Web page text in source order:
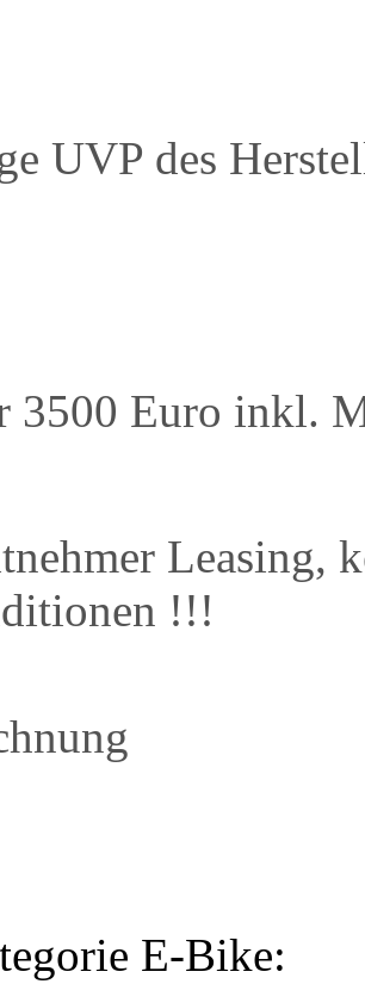
UVP des
3500 Euro inkl.
Leasing,
!!!
E-Bike: